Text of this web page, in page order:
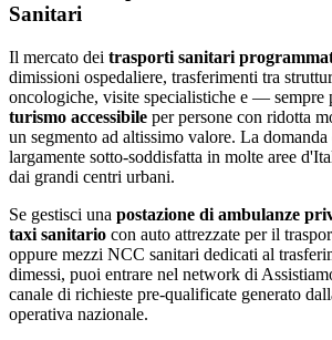
Sanitari
Il mercato dei trasporti sanitari
dimissioni ospedaliere, trasferimenti tra
oncologiche, visite specialistiche e —
turismo accessibile per persone con ridotta
un segmento ad altissimo valore. La
largamente sotto-soddisfatta in molte aree
dai grandi centri urbani.
Se gestisci una postazione di ambulanze
taxi sanitario con auto attrezzate per il
oppure mezzi NCC sanitari dedicati al
dimessi, puoi entrare nel network di
canale di richieste pre-qualificate generato
operativa nazionale.